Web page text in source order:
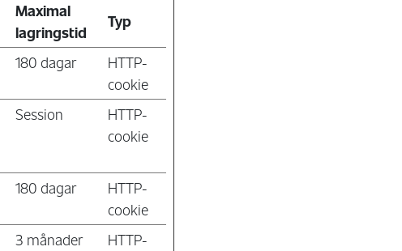
Maximal
lagringstid
Typ
180 dagar
HTTP-
cookie
Session
HTTP-
cookie
180 dagar
HTTP-
cookie
3 månader
HTTP-